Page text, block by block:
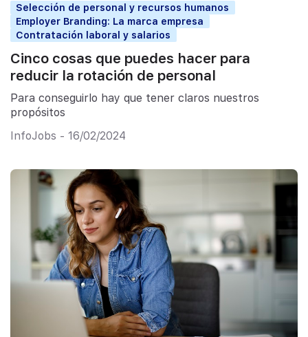
Selección de personal y recursos humanos
Employer Branding: La marca empresa
Contratación laboral y salarios
Cinco cosas que puedes hacer para
reducir la rotación de personal
Para conseguirlo hay que tener claros nuestros
propósitos
InfoJobs - 16/02/2024